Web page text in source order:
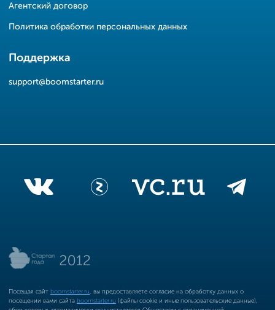
Агентский договор
Политика обработки персональных данных
Поддержка
support@boomstarter.ru
Посещая сайт boomstarter.ru , вы предоставляете согласие на обработку данных о
посещении вами сайта boomstarter.ru (файлы cookie и иные пользовательские данные),